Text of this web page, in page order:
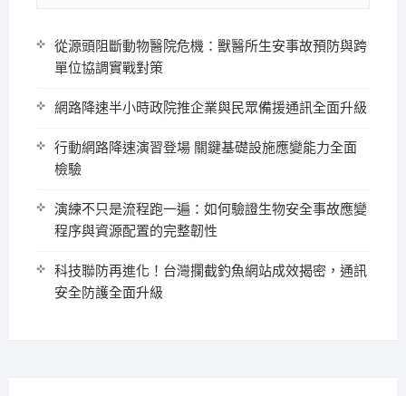
從源頭阻斷動物醫院危機：獸醫所生安事故預防與跨
單位協調實戰對策
網路降速半小時政院推企業與民眾備援通訊全面升級
行動網路降速演習登場 關鍵基礎設施應變能力全面
檢驗
演練不只是流程跑一遍：如何驗證生物安全事故應變
程序與資源配置的完整韌性
科技聯防再進化！台灣攔截釣魚網站成效揭密，通訊
安全防護全面升級